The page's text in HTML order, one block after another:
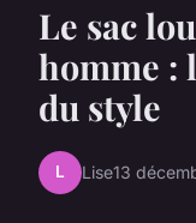
Le sac
homme :
du style
L Lise13